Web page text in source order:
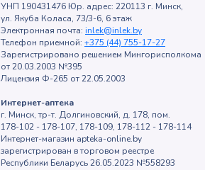
УНП 190431476 Юр. адрес: 220113 г. Минск,
ул. Якуба Коласа, 73/3-6, 6 этаж
Электронная почта: inlek@inlek.by
Телефон приемной: +375 (44) 755-17-27
Зарегистрировано решением Мингорисполкома
от 20.03.2003 №395
Лицензия Ф-265 от 22.05.2003
Интернет-аптека
г. Минск, тр-т. Долгиновский, д. 178, пом.
178-102 - 178-107, 178-109, 178-112 - 178-114
Интернет-магазин apteka-online.by
зарегистрирован в торговом реестре
Республики Беларусь 26.05.2023 №558293